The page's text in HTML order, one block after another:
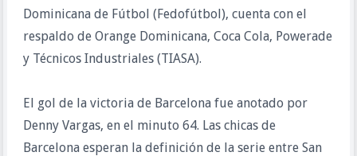
Dominicana de Fútbol (Fedofútbol), cuenta con el
respaldo de Orange Dominicana, Coca Cola, Powerade
y Técnicos Industriales (TIASA).
El gol de la victoria de Barcelona fue anotado por
Denny Vargas, en el minuto 64. Las chicas de
Barcelona esperan la definición de la serie entre San